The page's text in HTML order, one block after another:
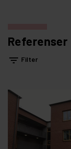
Referenser
filter_list Filter